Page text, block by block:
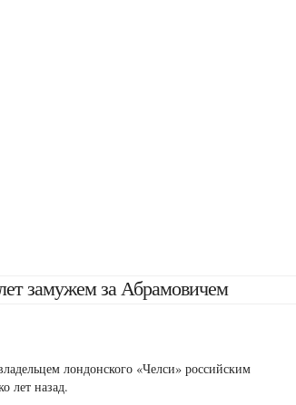
замужем за Абрамовичем
лондонского «Челси» российским
лет назад.